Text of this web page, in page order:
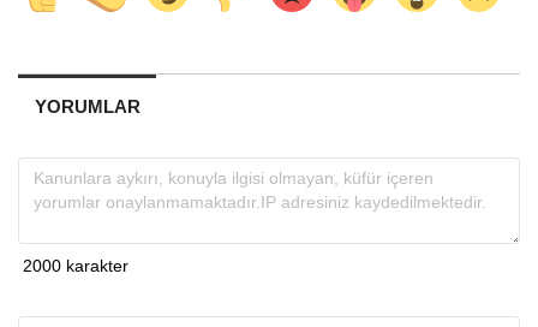
YORUMLAR